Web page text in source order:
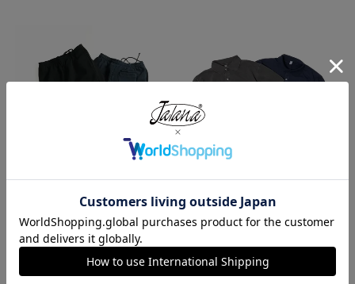
ロサンゼルスアパレル LOSANGE
LES APPAREL HF02 14オンス ヘ
ビーフリース スウェットショーツ
¥5,990
ロサンゼルスアパレル LOS ANGE
LES APPAREL 18412GD 18/1 シ
ョートスリーブ ポロTシャツ
今週のベストセラー